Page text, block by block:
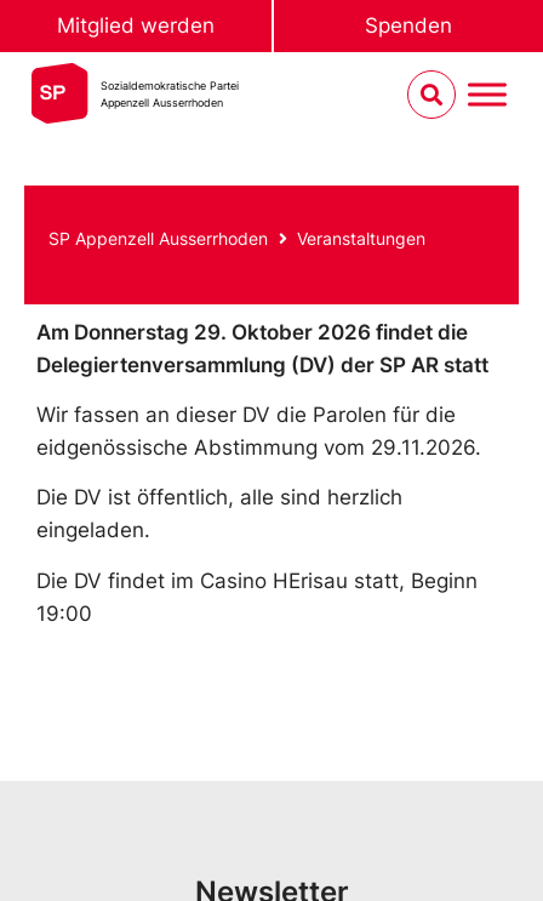
Mitglied werden Spenden
Sozialdemokratische Partei
Appenzell Ausserrhoden
SP Appenzell Ausserrhoden Veranstaltungen
Am Donnerstag 29. Oktober 2026 findet die
Delegiertenversammlung (DV) der SP AR statt
Wir fassen an dieser DV die Parolen für die
eidgenössische Abstimmung vom 29.11.2026.
Die DV ist öffentlich, alle sind herzlich
eingeladen.
Die DV findet im Casino HErisau statt, Beginn
19:00
Newsletter